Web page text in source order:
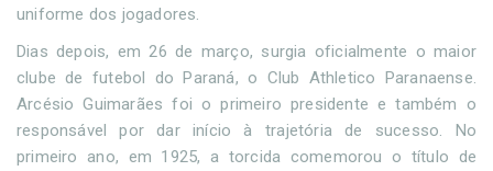
uniforme dos jogadores.
Dias depois, em 26 de março, surgia oficialmente o maior
clube de futebol do Paraná, o Club Athletico Paranaense.
Arcésio Guimarães foi o primeiro presidente e também o
responsável por dar início à trajetória de sucesso. No
primeiro ano, em 1925, a torcida comemorou o título de